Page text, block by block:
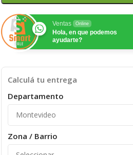
Ventas Online
Hola, en que podemos
ayudarte?
Calculá tu entrega
Departamento
Zona / Barrio